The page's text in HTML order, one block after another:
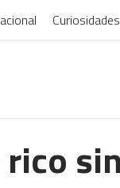
Curiosidades